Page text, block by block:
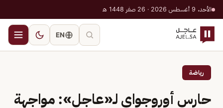
الأحد، 9 أغسطس 2026 · 26 صفر 1448 هـ
EN
رياضة
حارس أوروجواي لـ«عاجل»: مواجهة